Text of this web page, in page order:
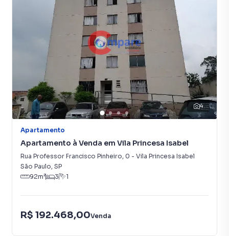
4
Apartamento
Apartamento à Venda em Vila Princesa Isabel
Rua Professor Francisco Pinheiro, 0 - Vila Princesa Isabel
São Paulo, SP
92m² 3 1
R$ 192.468,00Venda